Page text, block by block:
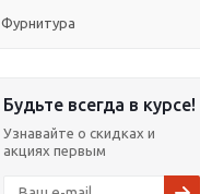
Фурнитура
Будьте всегда в курсе!
Узнавайте о скидках и
акциях первым